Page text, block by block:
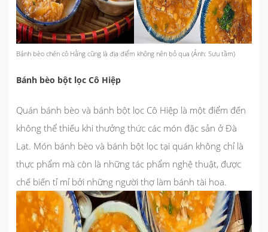
Bánh bèo chén cô Hằng cũng là địa điểm không nên bỏ qua (Ảnh: Sưu tầm)
Bánh bèo bột lọc Cô Hiệp
Quán bánh bèo và bánh bột lọc Cô Hiệp là một điểm đến
không thể thiếu khi thưởng thức các món đặc sản ở Đà
Lạt. Món bánh bèo và bánh bột lọc tại quán không chỉ là
thực phẩm mà còn là những tác phẩm nghệ thuật, được
chế biến tỉ mỉ bởi những người thợ làm bánh tài hoa.